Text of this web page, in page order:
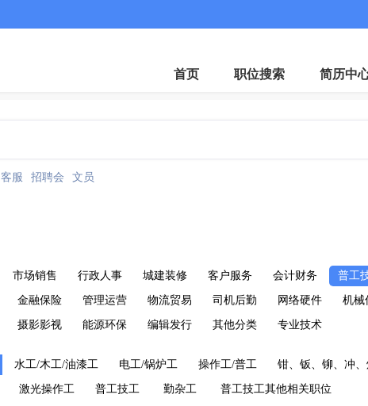
首页 职位搜索 简历中
客服 招聘会 文员
市场销售 行政人事 城建装修 客户服务 会计财务 普工
金融保险 管理运营 物流贸易 司机后勤 网络硬件 机械
摄影影视 能源环保 编辑发行 其他分类 专业技术
水工/木工/油漆工 电工/锅炉工 操作工/普工 钳、钣、铆、冲
激光操作工 普工技工 勤杂工 普工技工其他相关职位